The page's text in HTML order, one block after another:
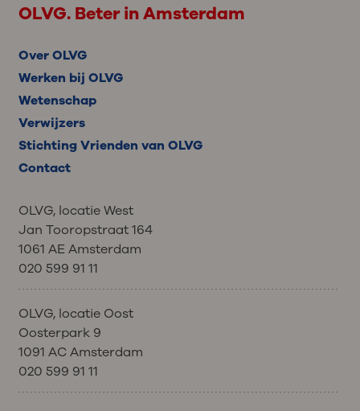
OLVG. Beter in Amsterdam
Over OLVG
Werken bij OLVG
Wetenschap
Verwijzers
Stichting Vrienden van OLVG
Contact
OLVG, locatie West
Jan Tooropstraat 164
1061 AE Amsterdam
020 599 91 11
OLVG, locatie Oost
Oosterpark 9
1091 AC Amsterdam
020 599 91 11